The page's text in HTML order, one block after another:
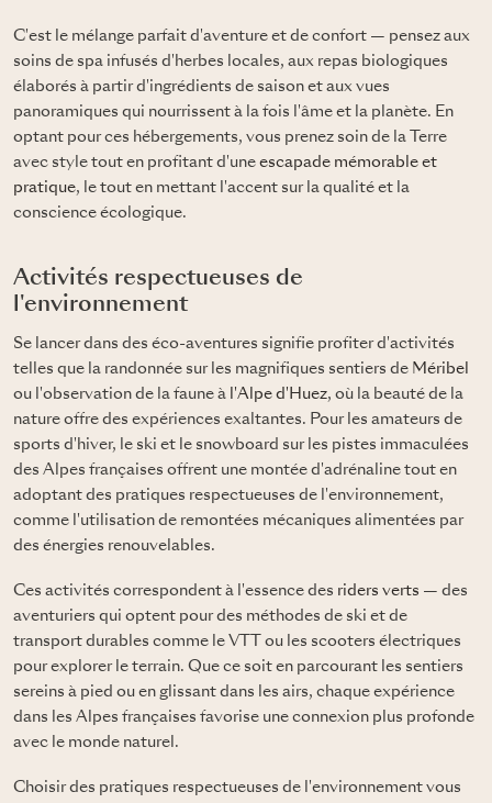
C'est le mélange parfait d'aventure et de confort — pensez aux
soins de spa infusés d'herbes locales, aux repas biologiques
élaborés à partir d'ingrédients de saison et aux vues
panoramiques qui nourrissent à la fois l'âme et la planète. En
optant pour ces hébergements, vous prenez soin de la Terre
avec style tout en profitant d'une escapade mémorable et
pratique, le tout en mettant l'accent sur la qualité et la
conscience écologique.
Activités respectueuses de
l'environnement
Se lancer dans des éco-aventures signifie profiter d'activités
telles que la randonnée sur les magnifiques sentiers de Méribel
ou l'observation de la faune à l'Alpe d'Huez, où la beauté de la
nature offre des expériences exaltantes. Pour les amateurs de
sports d'hiver, le ski et le snowboard sur les pistes immaculées
des Alpes françaises offrent une montée d'adrénaline tout en
adoptant des pratiques respectueuses de l'environnement,
comme l'utilisation de remontées mécaniques alimentées par
des énergies renouvelables.
Ces activités correspondent à l'essence des riders verts — des
aventuriers qui optent pour des méthodes de ski et de
transport durables comme le VTT ou les scooters électriques
pour explorer le terrain. Que ce soit en parcourant les sentiers
sereins à pied ou en glissant dans les airs, chaque expérience
dans les Alpes françaises favorise une connexion plus profonde
avec le monde naturel.
Choisir des pratiques respectueuses de l'environnement vous